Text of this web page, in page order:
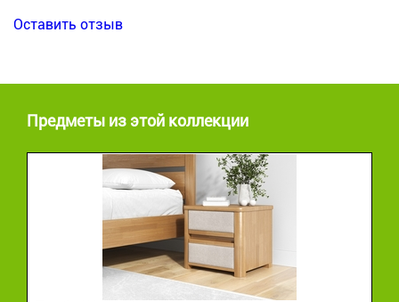
Оставить отзыв
Предметы из этой коллекции